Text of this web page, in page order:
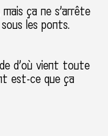
ça ne s’arrête
les ponts.
d’où vient toute
est-ce que ça